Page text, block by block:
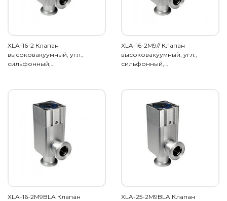
XLA-16-2 Клапан
высоковакуумный, угл.,
сильфонный,…
XLA-16-2M9// Клапан
высоковакуумный, угл.,
сильфонный,…
XLA-16-2M9BLA Клапан
XLA-25-2M9BLA Клапан